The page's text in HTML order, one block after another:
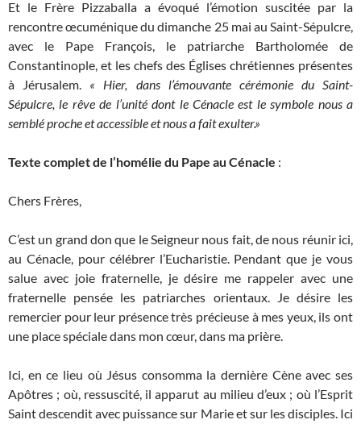
Et le Frère Pizzaballa a évoqué l’émotion suscitée par la
rencontre œcuménique du dimanche 25 mai au Saint-Sépulcre,
avec le Pape François, le patriarche Bartholomée de
Constantinople, et les chefs des Églises chrétiennes présentes
à Jérusalem. « Hier, dans l’émouvante cérémonie du Saint-
Sépulcre, le rêve de l’unité dont le Cénacle est le symbole nous a
semblé proche et accessible et nous a fait exulter.»
Texte complet de l’homélie du Pape au Cénacle :
Chers Frères,
C’est un grand don que le Seigneur nous fait, de nous réunir ici,
au Cénacle, pour célébrer l’Eucharistie. Pendant que je vous
salue avec joie fraternelle, je désire me rappeler avec une
fraternelle pensée les patriarches orientaux. Je désire les
remercier pour leur présence très précieuse à mes yeux, ils ont
une place spéciale dans mon cœur, dans ma prière.
Ici, en ce lieu où Jésus consomma la dernière Cène avec ses
Apôtres ; où, ressuscité, il apparut au milieu d’eux ; où l’Esprit
Saint descendit avec puissance sur Marie et sur les disciples. Ici